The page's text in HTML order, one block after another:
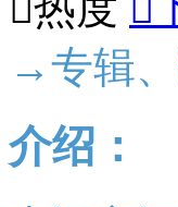
→专辑
介绍：